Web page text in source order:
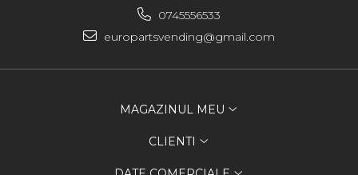
0745556533
europartsvending@gmail.com
MAGAZINUL MEU
CLIENTI